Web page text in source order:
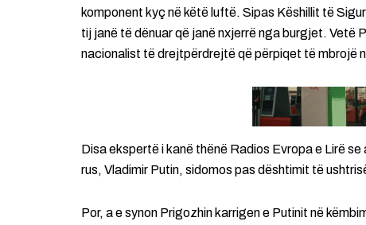
komponent kyç në këtë luftë. Sipas Këshillit të
tij janë të dënuar që janë nxjerrë nga burgjet. Vetë
nacionalist të drejtpërdrejtë që përpiqet të mbrojë
Disa ekspertë i kanë thënë Radios Evropa e Lirë
rus, Vladimir Putin, sidomos pas dështimit të
Por, a e synon Prigozhin karrigen e Putinit në